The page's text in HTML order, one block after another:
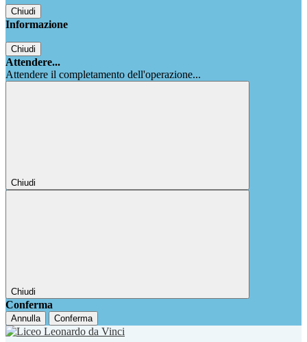
Chiudi
Informazione
Chiudi
Attendere...
Attendere il completamento dell'operazione...
Chiudi
Chiudi
Conferma
Annulla Conferma